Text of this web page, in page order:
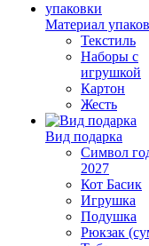
Материал
Текстиль
Наборы с
игрушкой
Картон
Жесть
Вид подарка
Символ
2027
Кот Басик
Игрушка
Подушка
Рюкзак